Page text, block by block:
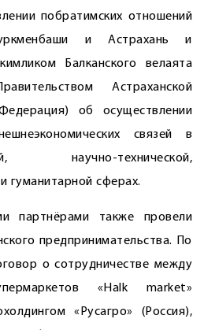
побратимских отношений
и Астрахань и
Балканского велаята
Астраханской
об осуществлении
связей в
научно-технической,
гуманитарной сферах.
партнёрами также провели
предпринимательства. По
о сотрудничестве между
«Halk market»
«Русагро» (Россия),